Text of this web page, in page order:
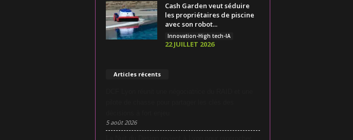
Cash Garden veut séduire
les propriétaires de piscine
avec son robot...
Innovation-High tech-IA
22 JUILLET 2026
Articles récents
5 août 2026